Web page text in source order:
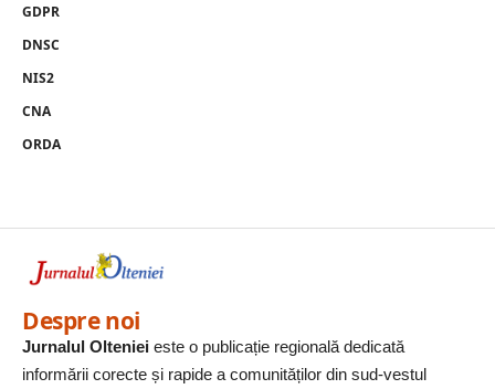
GDPR
DNSC
NIS2
CNA
ORDA
Despre noi
Jurnalul Olteniei este o publicație regională dedicată
informării corecte și rapide a comunităților din sud-vestul